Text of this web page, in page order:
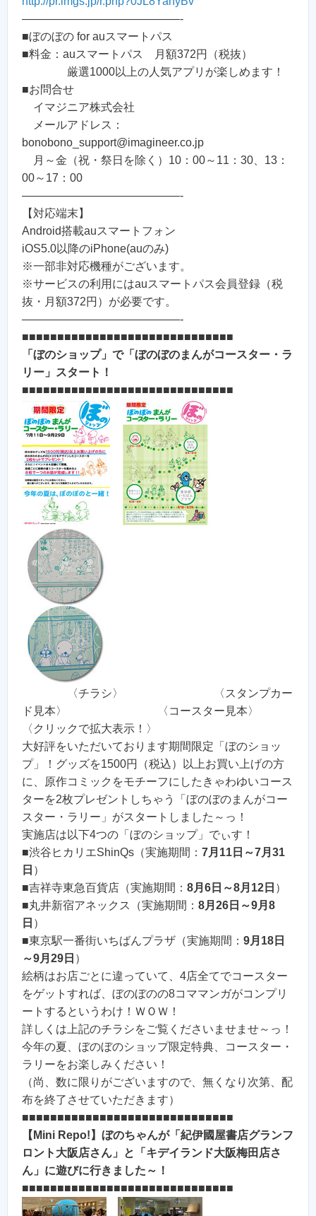
——————————————-
■ぼのぼの for auスマートパス
■料金：auスマートパス 月額372円（税抜）
厳選1000以上の人気アプリが楽しめます！
■お問合せ
イマジニア株式会社
メールアドレス：
bonobono_support@imagineer.co.jp
月～金（祝・祭日を除く）10：00～11：30、13：
00～17：00
——————————————-
【対応端末】
Android搭載auスマートフォン
iOS5.0以降のiPhone(auのみ)
※一部非対応機種がございます。
※サービスの利用にはauスマートパス会員登録（税
抜・月額372円）が必要です。
——————————————-
■■■■■■■■■■■■■■■■■■■■■■■■■■■■■■
「ぼのショップ」で「ぼのぼのまんがコースター・ラ
リー」スタート！
■■■■■■■■■■■■■■■■■■■■■■■■■■■■■■
〈チラシ〉 〈スタンプカー
ド見本〉 〈コースター見本〉
〈クリックで拡大表示！〉
大好評をいただいております期間限定「ぼのショッ
プ」！グッズを1500円（税込）以上お買い上げの方
に、原作コミックをモチーフにしたきゃわゆいコース
ターを2枚プレゼントしちゃう「ぼのぼのまんがコー
スター・ラリー」がスタートしました～っ！
実施店は以下4つの「ぼのショップ」でぃす！
■渋谷ヒカリエShinQs（実施期間： 7月11日～7月31
日 ）
■吉祥寺東急百貨店（実施期間： 8月6日～8月12日 ）
■丸井新宿アネックス（実施期間： 8月26日～9月8
日 ）
■東京駅一番街いちばんプラザ（実施期間： 9月18日
～9月29日 ）
絵柄はお店ごとに違っていて、4店全てでコースター
をゲットすれば、ぼのぼのの8コママンガがコンプリ
ートするというわけ！ＷＯＷ！
詳しくは上記のチラシをご覧くださいませませ～っ！
今年の夏、ぼのぼのショップ限定特典、コースター・
ラリーをお楽しみください！
（尚、数に限りがございますので、無くなり次第、配
布を終了させていただきます）
■■■■■■■■■■■■■■■■■■■■■■■■■■■■■■
【Mini Repo!】ぼのちゃんが「紀伊國屋書店グランフ
ロント大阪店さん」と「キデイランド大阪梅田店さ
ん」に遊びに行きました～！
■■■■■■■■■■■■■■■■■■■■■■■■■■■■■■